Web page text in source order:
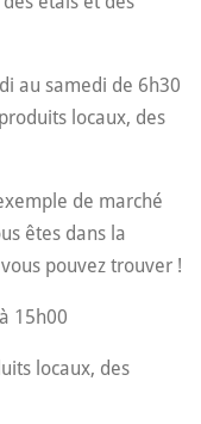
au samedi de 6h30
locaux, des
de marché
êtes dans la
pouvez trouver !
15h00
locaux, des